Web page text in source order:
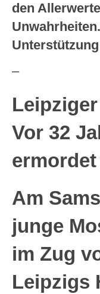
den
–
Vor 32
ermordet
Am
junge
im Zug
Leipzigs